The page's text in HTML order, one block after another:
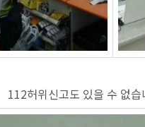
112허위신고도 있을 수 없습